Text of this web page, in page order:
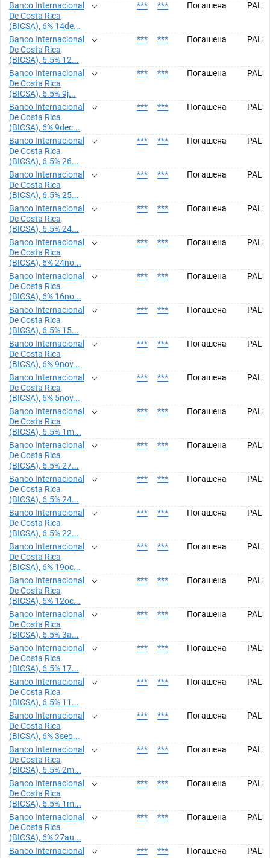
Banco Internacional
De Costa Rica
(BICSA), 6% 14de...
*** *** Погашена
Banco Internacional
De Costa Rica
(BICSA), 6.5% 12...
*** *** Погашена
Banco Internacional
De Costa Rica
(BICSA), 6.5% 9j...
*** *** Погашена
Banco Internacional
De Costa Rica
(BICSA), 6% 9dec...
*** *** Погашена
Banco Internacional
De Costa Rica
(BICSA), 6.5% 26...
*** *** Погашена
Banco Internacional
De Costa Rica
(BICSA), 6.5% 25...
*** *** Погашена
Banco Internacional
De Costa Rica
(BICSA), 6.5% 24...
*** *** Погашена
Banco Internacional
De Costa Rica
(BICSA), 6% 24no...
*** *** Погашена
Banco Internacional
De Costa Rica
(BICSA), 6% 16no...
*** *** Погашена
Banco Internacional
De Costa Rica
(BICSA), 6.5% 15...
*** *** Погашена
Banco Internacional
De Costa Rica
(BICSA), 6% 9nov...
*** *** Погашена
Banco Internacional
De Costa Rica
(BICSA), 6% 5nov...
*** *** Погашена
Banco Internacional
De Costa Rica
(BICSA), 6.5% 1m...
*** *** Погашена
Banco Internacional
De Costa Rica
(BICSA), 6.5% 27...
*** *** Погашена
Banco Internacional
De Costa Rica
(BICSA), 6.5% 24...
*** *** Погашена
Banco Internacional
De Costa Rica
(BICSA), 6.5% 22...
*** *** Погашена
Banco Internacional
De Costa Rica
(BICSA), 6% 19oc...
*** *** Погашена
Banco Internacional
De Costa Rica
(BICSA), 6% 12oc...
*** *** Погашена
Banco Internacional
De Costa Rica
(BICSA), 6.5% 3a...
*** *** Погашена
Banco Internacional
De Costa Rica
(BICSA), 6.5% 17...
*** *** Погашена
Banco Internacional
De Costa Rica
(BICSA), 6.5% 11...
*** *** Погашена
Banco Internacional
De Costa Rica
(BICSA), 6% 3sep...
*** *** Погашена
Banco Internacional
De Costa Rica
(BICSA), 6.5% 2m...
*** *** Погашена
Banco Internacional
De Costa Rica
(BICSA), 6.5% 1m...
*** *** Погашена
Banco Internacional
De Costa Rica
(BICSA), 6% 27au...
*** *** Погашена
Banco Internacional
*** *** Погашена